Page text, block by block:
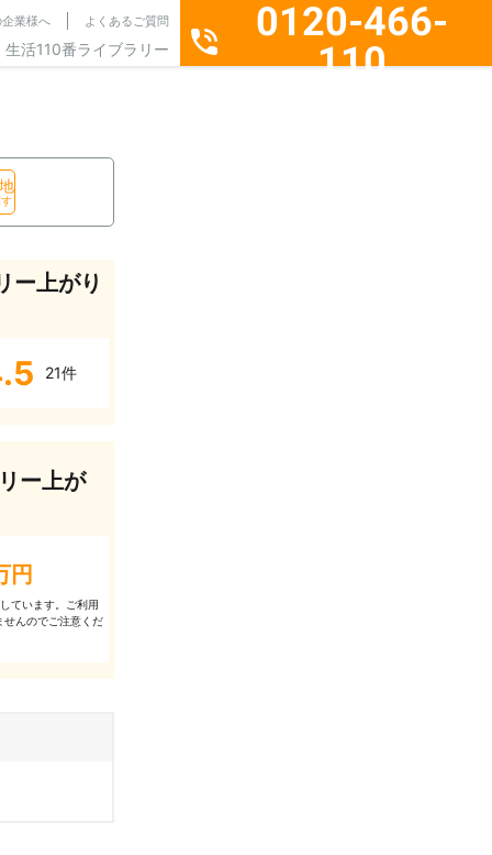
業様へ よくあるご質問
生活110番ライブラリー
0120-466-
110
ー上がり
21件
ー上が
円
ています。ご利⽤
せんのでご注意くだ